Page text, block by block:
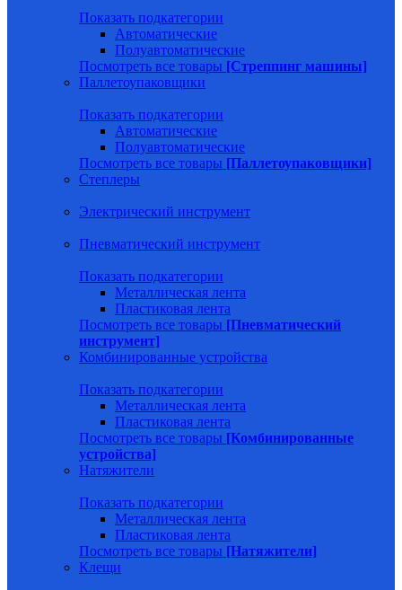
Показать подкатегории
Автоматические
Полуавтоматические
Посмотреть все товары [Стреппинг машины]
Паллетоупаковщики
Показать подкатегории
Автоматические
Полуавтоматические
Посмотреть все товары [Паллетоупаковщики]
Степлеры
Электрический инструмент
Пневматический инструмент
Показать подкатегории
Металлическая лента
Пластиковая лента
Посмотреть все товары [Пневматический
инструмент]
Комбинированные устройства
Показать подкатегории
Металлическая лента
Пластиковая лента
Посмотреть все товары [Комбинированные
устройства]
Натяжители
Показать подкатегории
Металлическая лента
Пластиковая лента
Посмотреть все товары [Натяжители]
Клещи